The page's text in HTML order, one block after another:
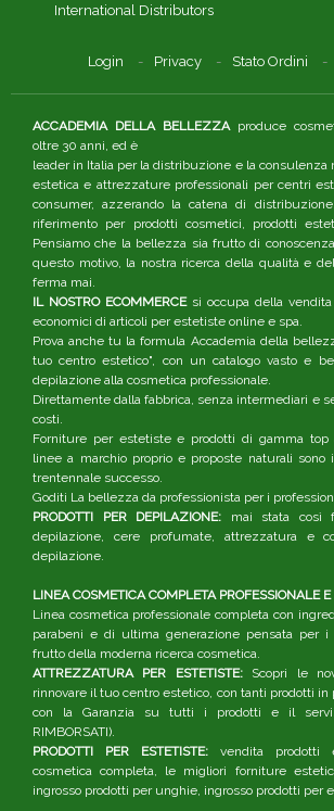
International Distributors
Login Privacy Stato Ordini
ACCADEMIA DELLA BELLEZZAproduce
oltre 30 anni, ed è
leader in Italia per la distribuzione e la consulenza
estetica e attrezzature professionali per centri
consumer, azzerando la catena di
riferimento per prodotti cosmetici, prodotti
Pensiamo che la bellezza sia frutto di
questo motivo, la nostra ricerca della qualità e
ferma mai.
IL NOSTRO ECOMMERCEsi occupa della
economici di articoli per estetiste online e spa.
Prova anche tu la formula Accademia della
tuo centro estetico", con un catalogo vasto e
depilazione alla cosmetica professionale.
Direttamente dalla fabbrica, senza intermediari e
costi.
Forniture per estetiste e prodotti di gamma
linee a marchio proprio e proposte naturali sono
trentennale successo.
Goditi La bellezza da professionista per i
PRODOTTI PER DEPILAZIONE: mai stata così
depilazione, cere profumate, attrezzatura e
depilazione.
LINEA COSMETICA COMPLETA PROFESSIONALE
Linea cosmetica professionale completa con
parabeni e di ultima generazione pensata per i
frutto della moderna ricerca cosmetica.
ATTREZZATURA PER ESTETISTE:Scopri le
rinnovare il tuo centro estetico, con tanti prodotti
con la Garanzia su tutti i prodotti e il
RIMBORSATI).
PRODOTTI PER ESTETISTE: vendita prodotti
cosmetica completa, le migliori forniture
ingrosso prodotti per unghie, ingrosso prodotti per